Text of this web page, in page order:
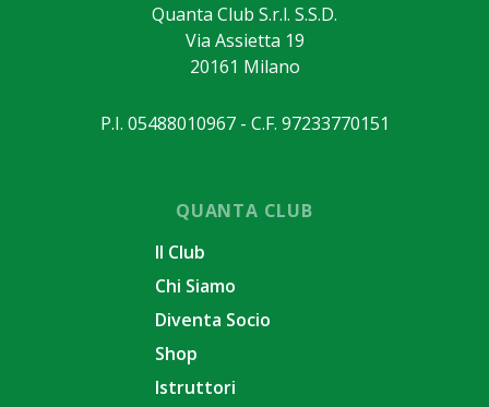
Quanta Club S.r.l. S.S.D.
Via Assietta 19
20161 Milano
P.I. 05488010967 - C.F. 97233770151
QUANTA CLUB
Il Club
Chi Siamo
Diventa Socio
Shop
Istruttori